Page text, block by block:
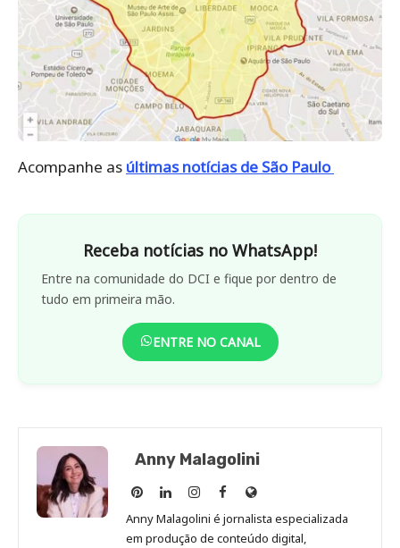
Acompanhe as últimas notícias de São Paulo
Receba notícias no WhatsApp!
Entre na comunidade do DCI e fique por dentro de
tudo em primeira mão.
ENTRE NO CANAL
Anny Malagolini
Anny
Malagolini
no
Anny
Malagolini
no
Anny
Malagolini
no
Anny
Malagolini
no
Site
de
Anny
Anny Malagolini é jornalista especializada
em produção de conteúdo digital,